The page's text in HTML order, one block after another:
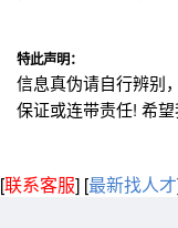
特此声明：
信息真伪请自行辨别
保证或连带责任! 希
[联系客服] [最新找人才